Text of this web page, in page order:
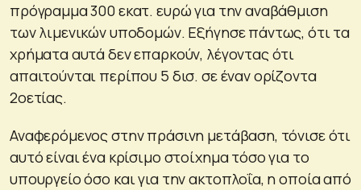
πρόγραμμα 300 εκατ. ευρώ για την αναβάθμιση
των λιμενικών υποδομών. Εξήγησε πάντως, ότι τα
χρήματα αυτά δεν επαρκούν, λέγοντας ότι
απαιτούνται περίπου 5 δισ. σε έναν ορίζοντα
2οετίας.
Αναφερόμενος στην πράσινη μετάβαση, τόνισε ότι
αυτό είναι ένα κρίσιμο στοίχημα τόσο για το
υπουργείο όσο και για την ακτοπλοΐα, η οποία από